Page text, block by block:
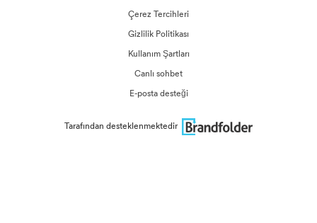
Çerez Tercihleri
Gizlilik Politikası
Kullanım Şartları
Canlı sohbet
E-posta desteği
Tarafından desteklenmektedir